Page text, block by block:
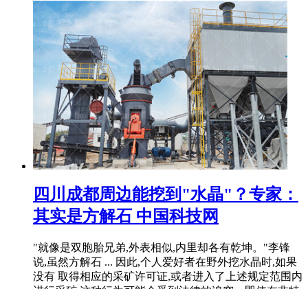
四川成都周边能挖到"水晶"？专家：
其实是方解石 中国科技网
"就像是双胞胎兄弟,外表相似,内里却各有乾坤。"李锋
说,虽然方解石 ... 因此,个人爱好者在野外挖水晶时,如果
没有 取得相应的采矿许可证,或者进入了上述规定范围内